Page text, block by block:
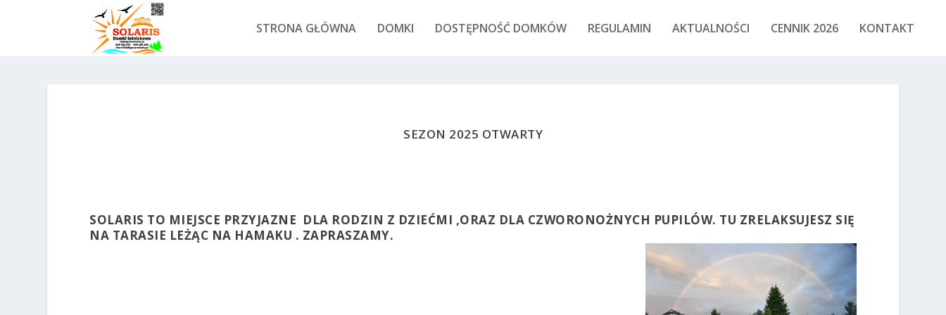
STRONA GŁÓWNA DOMKI DOSTĘPNOŚĆ DOMKÓW REGULAMIN AKTUALNOŚCI CENNIK 2026 KONTAKT
SEZON 2025 OTWARTY
SOLARIS TO MIEJSCE PRZYJAZNE DLA RODZIN Z DZIEĆMI ,ORAZ DLA CZWORONOŻNYCH PUPILÓW. TU ZRELAKSUJESZ SIĘ
NA TARASIE LEŻĄC NA HAMAKU . ZAPRASZAMY.